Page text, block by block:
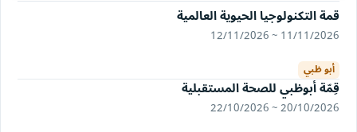
قمة التكنولوجيا الحيوية العالمية
11/11/2026 ~ 12/11/2026
أبو ظبي
قِمّة أبوظبي للصحة المستقبلية
20/10/2026 ~ 22/10/2026